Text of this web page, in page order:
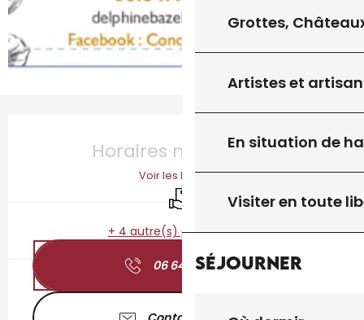
Grottes,
Artistes et
En situation de
Visiter en toute
Séjourner
Horaires non définis
Voir les horaires
Livraison
+ 4 autre(s) prestation(s)
06 64 42 46▒▒